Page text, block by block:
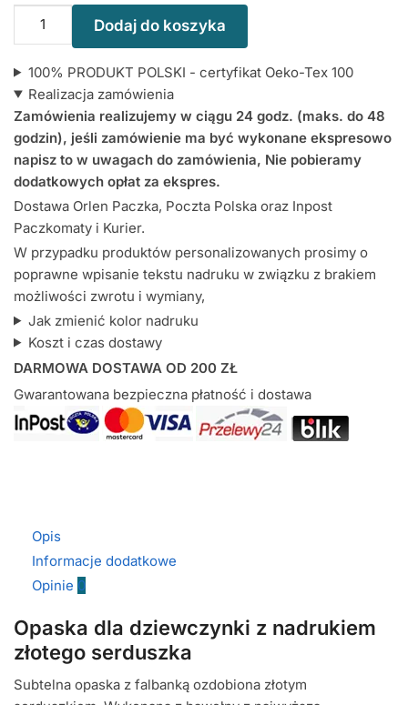
falbanką
Serduszko
Złote
Dodaj do koszyka
100% PRODUKT POLSKI - certyfikat Oeko-Tex 100
Realizacja zamówienia
Zamówienia realizujemy w ciągu 24 godz. (maks. do 48
godzin), jeśli zamówienie ma być wykonane ekspresowo
napisz to w uwagach do zamówienia, Nie pobieramy
dodatkowych opłat za ekspres.
Dostawa Orlen Paczka, Poczta Polska oraz Inpost
Paczkomaty i Kurier.
W przypadku produktów personalizowanych prosimy o
poprawne wpisanie tekstu nadruku w związku z brakiem
możliwości zwrotu i wymiany,
Jak zmienić kolor nadruku
Koszt i czas dostawy
DARMOWA DOSTAWA OD 200 ZŁ
Gwarantowana bezpieczna płatność i dostawa
Opis
Informacje dodatkowe
Opinie 0
Opaska dla dziewczynki z nadrukiem
złotego serduszka
Subtelna opaska z falbanką ozdobiona złotym